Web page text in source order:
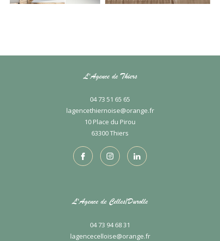
L'Agence de Thiers
04 73 51 65 65
lagencethiernoise@orange.fr
10 Place du Pirou
63300
thiers
L'Agence de Celles/Durolle
04 73 94 68 31
lagencecelloise@orange.fr